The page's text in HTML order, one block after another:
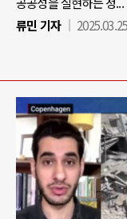
류민 기자